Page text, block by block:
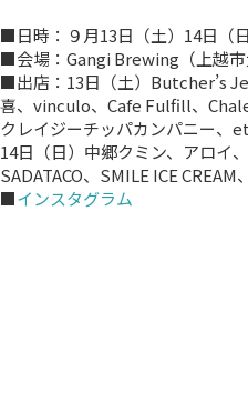
■日時：９月13日（土）14日（
■会場：Gangi Brewing（上越市
■出店：13日（土）Butcher’s
喜、vinculo、Cafe Fulfill、
クレイジーチッパカンパニー、
14日（日）中郷クミン、アロイ
SADATACO、SMILE ICE
■インスタグラム